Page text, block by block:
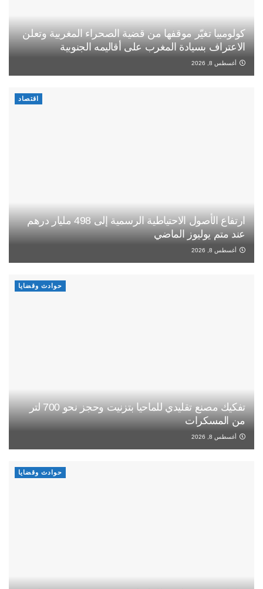
كولومبيا تغيّر موقفها من قضية الصحراء المغربية وتعلن
الاعتراف بسيادة المغرب على أقاليمه الجنوبية
أغسطس 8, 2026
اقتصاد
ارتفاع الأصول الاحتياطية الرسمية إلى 498 مليار درهم
عند متم يوليوز الماضي
أغسطس 8, 2026
حوادث وقضايا
تفكيك مصنع تقليدي للماحيا بتزنيت وحجز نحو 700 لتر
من المسكرات
أغسطس 8, 2026
حوادث وقضايا